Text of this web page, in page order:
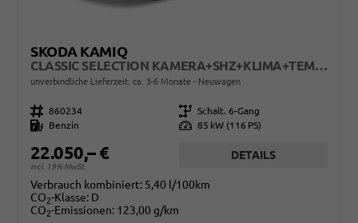
SKODA KAMIQ
CLASSIC SELECTION KAMERA+SHZ+KLIMA+TEMPOMAT+LED+16" LM
unverbindliche Lieferzeit: ca. 3-6 Monate Neuwagen
Fahrzeugnr. 860234 Getriebe Schalt. 6-Gang
Kraftstoff
Benzin Leistung 85 kW (116 PS)
22.050,– €
incl. 19% MwSt.
DETAILS
Verbrauch kombiniert: 5,40 l/100km
CO2-Klasse: D
CO2-Emissionen: 123,00 g/km